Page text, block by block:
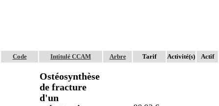
Code Intitulé CCAM Arbre Tarif Activité(s) Actif
Ostéosynthèse
de fracture
d'un